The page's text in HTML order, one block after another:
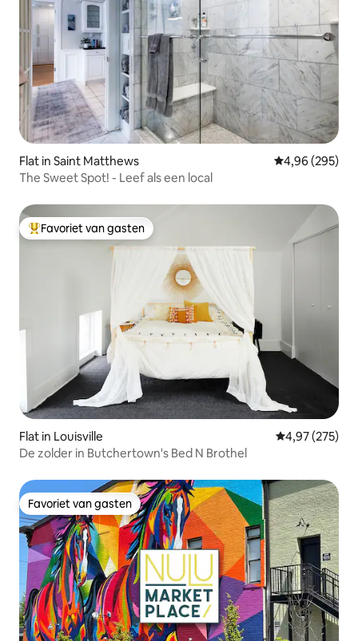
Flat in Saint Matthews Gemiddelde
4,96 (295)
The Sweet Spot! - Leef als een local
Topfavoriet van gasten
Favoriet van gasten
Flat in Louisville Gemiddelde
4,97 (275)
De zolder in Butchertown's Bed N Brothel
Favoriet van gasten
Favoriet van gasten